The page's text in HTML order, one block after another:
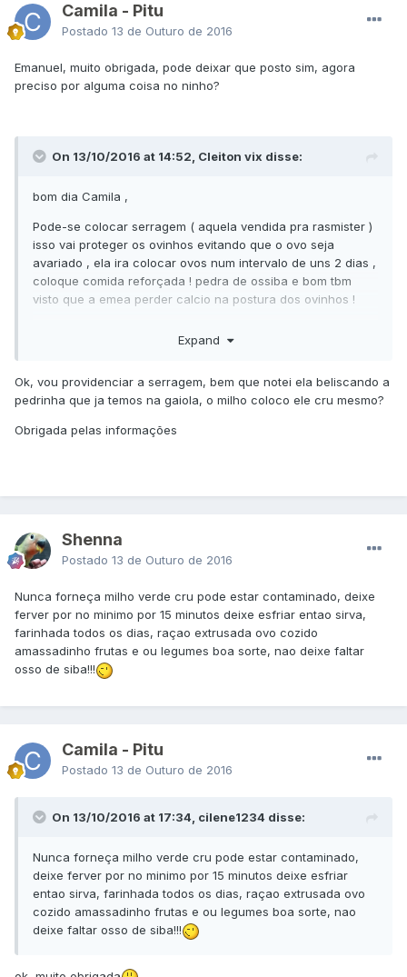
Camila - Pitu
Postado 13 de Outuro de 2016
Emanuel, muito obrigada, pode deixar que posto sim, agora
preciso por alguma coisa no ninho?
On 13/10/2016 at 14:52, Cleiton vix disse:
bom dia Camila ,
Pode-se colocar serragem ( aquela vendida pra rasmister )
isso vai proteger os ovinhos evitando que o ovo seja
avariado , ela ira colocar ovos num intervalo de uns 2 dias ,
coloque comida reforçada ! pedra de ossiba e bom tbm
visto que a emea perder calcio na postura dos ovinhos !
cuidados com a serragem no ninho evite de pega ou tira o
DE milho a eles !
Expand
Ok, vou providenciar a serragem, bem que notei ela beliscando a
pedrinha que ja temos na gaiola, o milho coloco ele cru mesmo?
Obrigada pelas informações
Shenna
Postado 13 de Outuro de 2016
Nunca forneça milho verde cru pode estar contaminado, deixe
ferver por no minimo por 15 minutos deixe esfriar entao sirva,
farinhada todos os dias, raçao extrusada ovo cozido
amassadinho frutas e ou legumes boa sorte, nao deixe faltar
osso de siba!!!
Camila - Pitu
Postado 13 de Outuro de 2016
On 13/10/2016 at 17:34, cilene1234 disse:
Nunca forneça milho verde cru pode estar contaminado,
deixe ferver por no minimo por 15 minutos deixe esfriar
entao sirva, farinhada todos os dias, raçao extrusada ovo
cozido amassadinho frutas e ou legumes boa sorte, nao
deixe faltar osso de siba!!!